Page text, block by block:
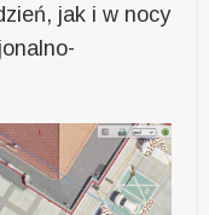
jak i w nocy